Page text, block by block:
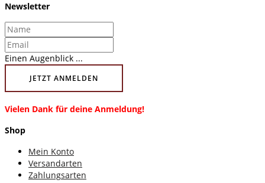
Newsletter
Einen Augenblick ...
JETZT ANMELDEN
Vielen Dank für deine Anmeldung!
Shop
Mein Konto
Versandarten
Zahlungsarten